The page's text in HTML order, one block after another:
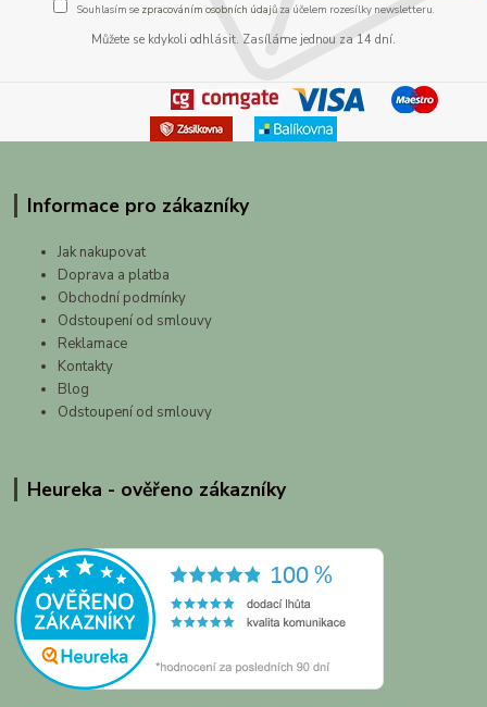
Souhlasím se zpracováním osobních údajůza účelem rozesílky newsletteru.
Můžete se kdykoli odhlásit. Zasíláme jednou za 14 dní.
Informace pro zákazníky
Jak nakupovat
Doprava a platba
Obchodní podmínky
Odstoupení od smlouvy
Reklamace
Kontakty
Blog
Odstoupení od smlouvy
Heureka - ověřeno zákazníky